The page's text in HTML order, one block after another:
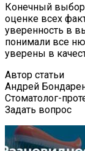
Конечный
оценке всех
уверенность в
понимали все
уверены в
Автор статьи
Андрей
Стоматолог-
Задать вопрос